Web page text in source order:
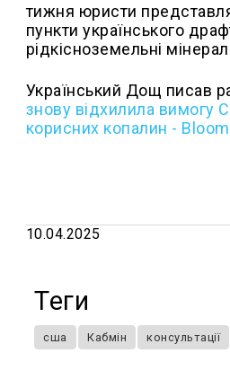
тижня юристи
пункти українського
рідкісноземельні
Український Дощ писав
знову відхилила
корисних копалин -
10.04.2025
Теги
сша Кабмін консультації